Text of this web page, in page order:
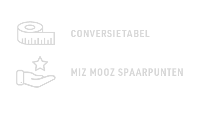
CONVERSIETABEL
MIZ MOOZ SPAARPUNTEN